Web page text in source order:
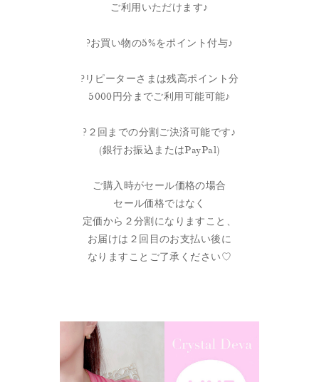
ご利用いただけます♪
?お買い物の5%をポイント付与♪
?リピーターさまは残高ポイント分
5000円分までご利用可能可能♪
?２回までの分割ご決済可能です♪
(銀行お振込またはPayPal)
ご購入時がセール価格の場合
セール価格ではなく
定価から２分割になりますこと、
お届けは２回目のお支払い後に
なりますことご了承ください♡